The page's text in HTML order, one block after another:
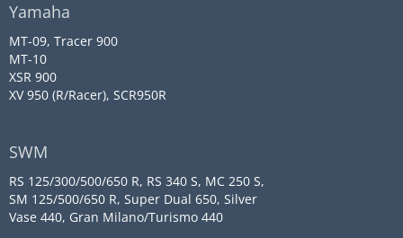
Yamaha
MT-09, Tracer 900
MT-10
XSR 900
XV 950 (R/Racer), SCR950R
SWM
RS 125/300/500/650 R, RS 340 S, MC 250 S,
SM 125/500/650 R, Super Dual 650, Silver
Vase 440, Gran Milano/Turismo 440